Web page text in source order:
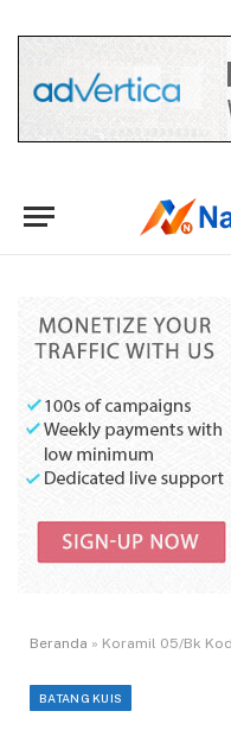
Beranda » Koramil 05/Bk Kodim
BATANG KUIS